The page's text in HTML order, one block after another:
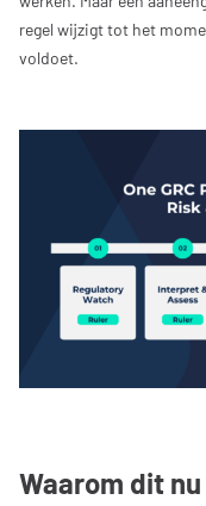
regel wijzigt tot het
voldoet.
Waarom dit